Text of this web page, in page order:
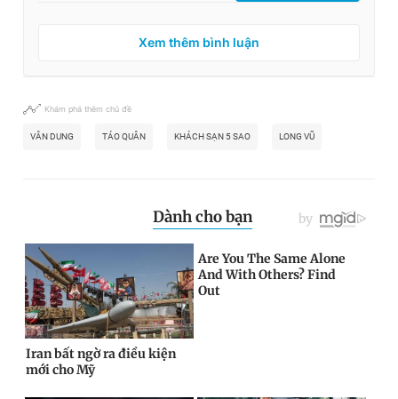
Xem thêm bình luận
Khám phá thêm chủ đề
VÂN DUNG TÁO QUÂN KHÁCH SẠN 5 SAO LONG VŨ